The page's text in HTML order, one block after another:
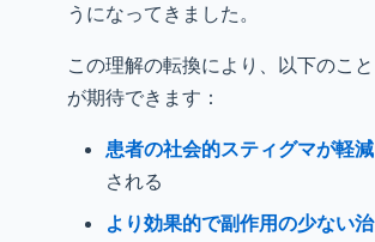
うになってきました。
この理解の転換により、以下のこと
が期待できます：
患者の社会的スティグマが軽減
される
より効果的で副作用の少ない治